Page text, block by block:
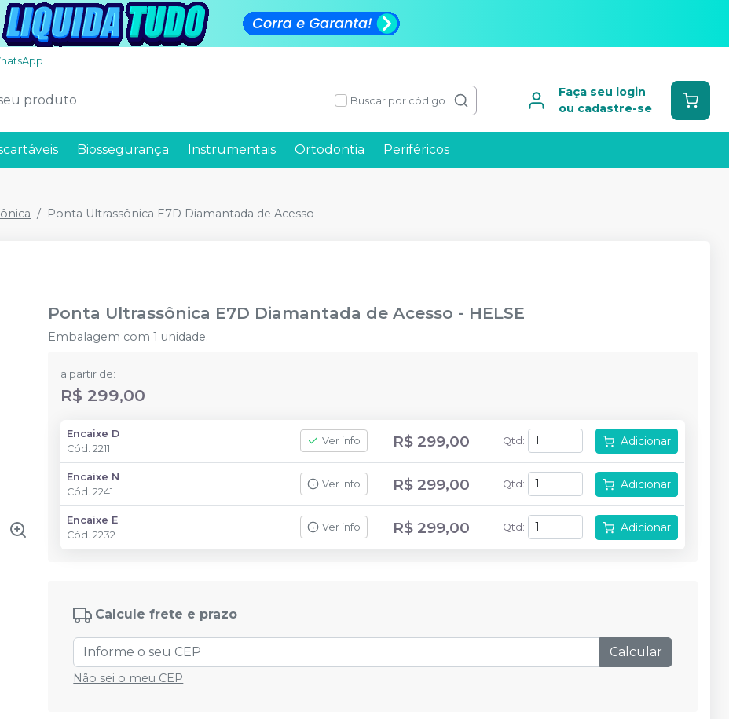
Buscar por código
Faça seu login
ou cadastre-se
Biossegurança Instrumentais Ortodontia Periféricos
Ponta Ultrassônica E7D Diamantada de Acesso
Ponta Ultrassônica E7D Diamantada de Acesso - HELSE
Embalagem com 1 unidade.
a partir de:
R$ 299,00
Encaixe D
Cód.2211
Ver info R$ 299,00 Qtd : Adicionar
Encaixe N
Cód.2241
Ver info R$ 299,00 Qtd : Adicionar
Encaixe E
Cód.2232
Ver info R$ 299,00 Qtd : Adicionar
Calcule frete e prazo
Calcular
Não sei o meu CEP